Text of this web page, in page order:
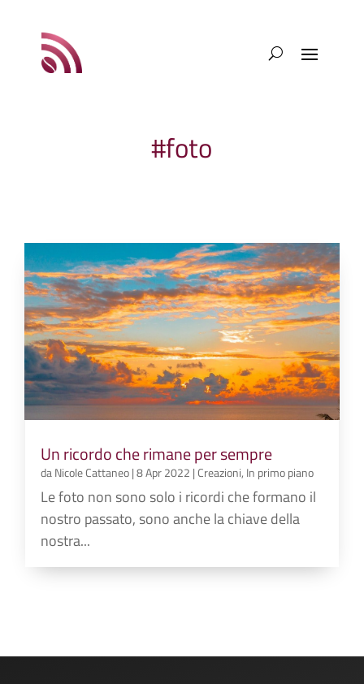
#foto
Un ricordo che rimane per sempre
daNicole Cattaneo|8 Apr 2022 |Creazioni, In primo piano
Le foto non sono solo i ricordi che formano il
nostro passato, sono anche la chiave della
nostra...